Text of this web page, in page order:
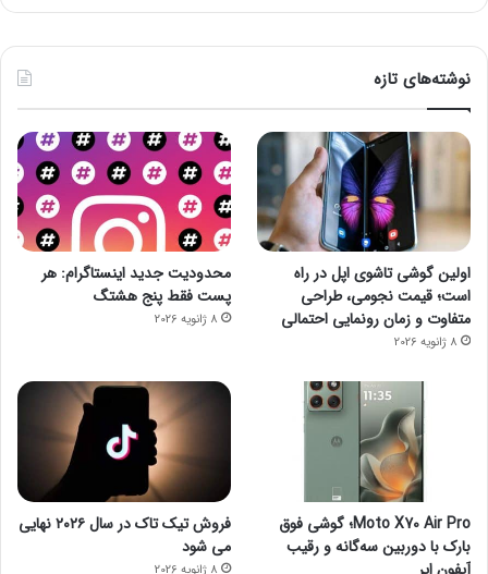
نوشته‌های تازه
اولین گوشی تاشوی اپل در راه
است؛ قیمت نجومی، طراحی
متفاوت و زمان رونمایی احتمالی
8 ژانویه 2026
محدودیت جدید اینستاگرام: هر
پست فقط پنج هشتگ
8 ژانویه 2026
Moto X70 Air Pro؛ گوشی فوق
بارک با دوربین سه‌گانه و رقیب
فروش تیک تاک در سال ۲۰۲۶ نهایی
می شود
8 ژانویه 2026